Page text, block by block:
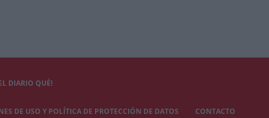
DIARIO QUÉ!
DE USO Y POLÍTICA DE PROTECCIÓN DE DATOS CONTACTO